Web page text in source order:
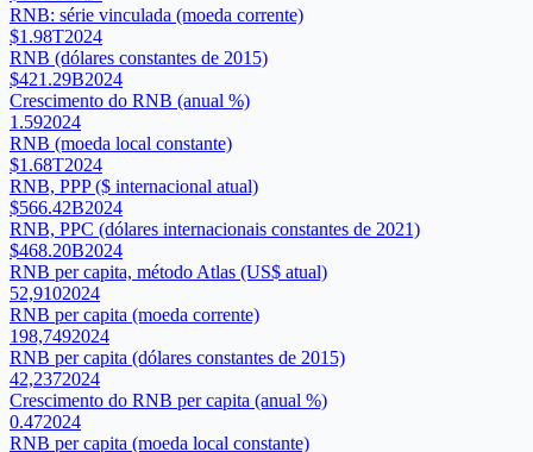
RNB: série vinculada (moeda corrente)
$1.98T2024
RNB (dólares constantes de 2015)
$421.29B2024
Crescimento do RNB (anual %)
1.592024
RNB (moeda local constante)
$1.68T2024
RNB, PPP ($ internacional atual)
$566.42B2024
RNB, PPC (dólares internacionais constantes de 2021)
$468.20B2024
RNB per capita, método Atlas (US$ atual)
52,9102024
RNB per capita (moeda corrente)
198,7492024
RNB per capita (dólares constantes de 2015)
42,2372024
Crescimento do RNB per capita (anual %)
0.472024
RNB per capita (moeda local constante)